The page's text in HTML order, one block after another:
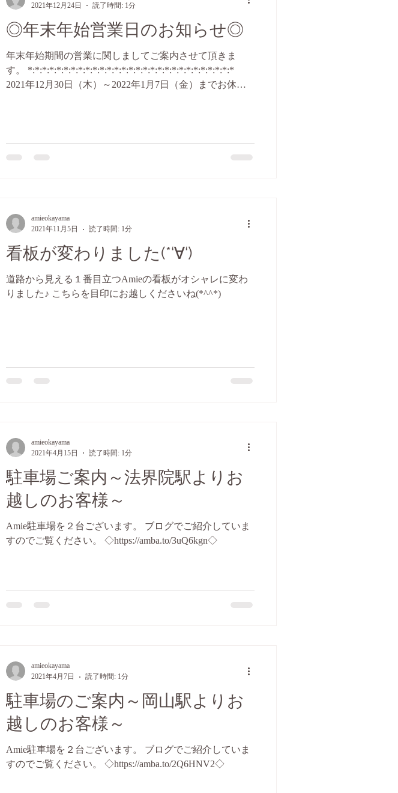
◎年末年始営業日のお知らせ◎
年末年始期間の営業に関しましてご案内させて頂きま
す。 *:*:*:*:*:*:*:*:*:*:*:*:*:*:*:*:*:*:*:*:*:*:*:*:*:*:*:*:*
2021年12月30日（木）～2022年1月7日（金）までお休み
2021年12月24日
読了時間: 1分
看板が変わりました(*‘∀‘)
道路から見える１番目立つAmieの看板がオシャレに変わ
りました♪ こちらを目印にお越しくださいね(*^^*)
amieokayama
2021年11月5日
読了時間: 1分
駐車場ご案内～法界院駅よりお
越しのお客様～
Amie駐車場を２台ございます。 ブログでご紹介していま
すのでご覧ください。 ◇https://amba.to/3uQ6kgn◇
amieokayama
2021年4月15日
読了時間: 1分
駐車場のご案内～岡山駅よりお
越しのお客様～
Amie駐車場を２台ございます。 ブログでご紹介していま
すのでご覧ください。 ◇https://amba.to/2Q6HNV2◇
amieokayama
2021年4月7日
読了時間: 1分